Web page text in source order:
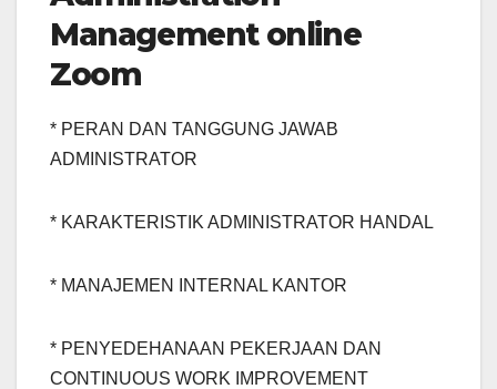
Management online
Zoom
* PERAN DAN TANGGUNG JAWAB
ADMINISTRATOR
* KARAKTERISTIK ADMINISTRATOR HANDAL
* MANAJEMEN INTERNAL KANTOR
* PENYEDEHANAAN PEKERJAAN DAN
CONTINUOUS WORK IMPROVEMENT